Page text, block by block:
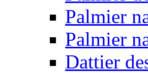
Palmier
Palmier
Dattier